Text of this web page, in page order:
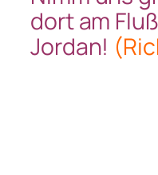
dort am Fluß
Jordan!